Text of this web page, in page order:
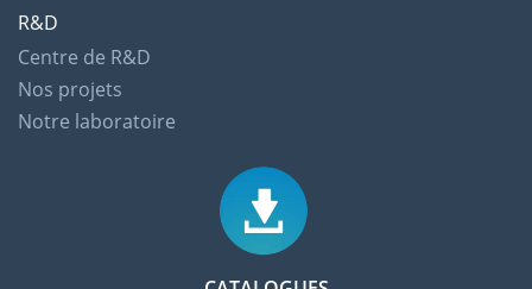
R&D
Centre de R&D
Nos projets
Notre laboratoire